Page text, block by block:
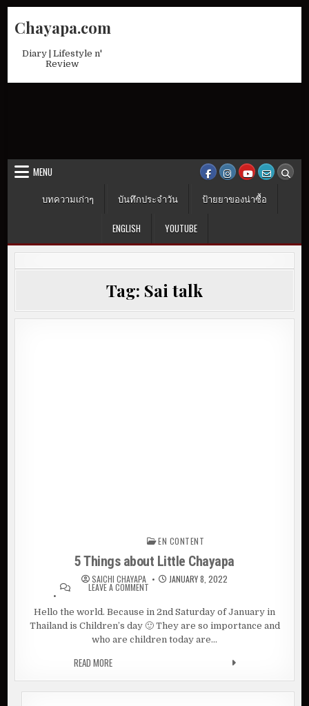
Chayapa.com
Diary | Lifestyle n'
Review
MENU
บทความเก่าๆ
บันทึกประจำวัน ป้ายยาของน่าซื้อ
ENGLISH YOUTUBE
Tag: Sai talk
EN CONTENT
5 Things about Little Chayapa
SAICHI CHAYAPA JANUARY 8, 2022
LEAVE A COMMENTON 5 THINGS ABOUT LITTLE
Hello the world. Because in 2nd Saturday of January in
Thailand is Children’s day 🙂 They are so importance and
who are children today are…
READ MORE5 THINGS ABOUT LITTLE CHAYAPA